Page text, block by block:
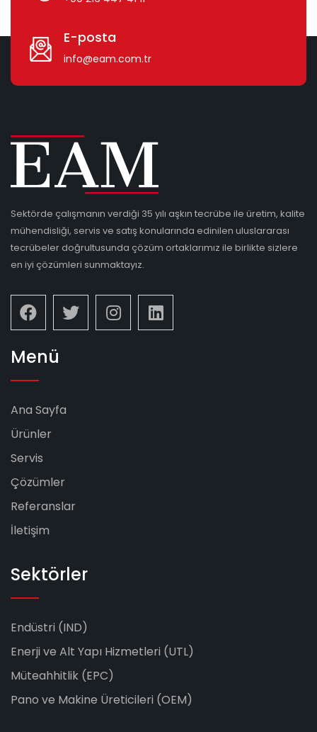
E-posta
info@eam.com.tr
Sektörde çalışmanın verdiği 35 yılı aşkın tecrübe ile üretim, kalite
mühendisliği, servis ve satış konularında edinilen uluslararası
tecrübeler doğrultusunda çözüm ortaklarımız ile birlikte sizlere
en iyi çözümleri sunmaktayız.
Menü
Ana Sayfa
Ürünler
Servis
Çözümler
Referanslar
İletişim
Sektörler
Endüstri (IND)
Enerji ve Alt Yapı Hizmetleri (UTL)
Müteahhitlik (EPC)
Pano ve Makine Üreticileri (OEM)